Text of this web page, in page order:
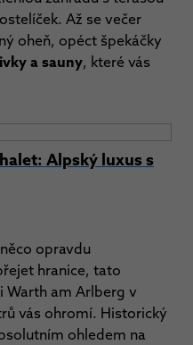
Až se večer
oheň, opéct špekáčky
a sauny, které vás
Alpský luxus s
opravdu
hranice, tato
Warth am Arlberg v
vás ohromí. Historický
ohledem na